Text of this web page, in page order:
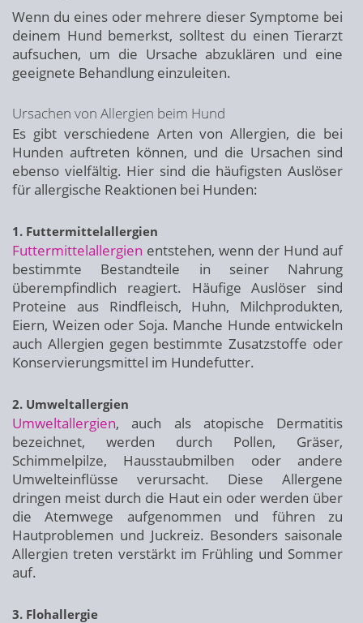
Wenn du eines oder mehrere dieser Symptome bei
deinem Hund bemerkst, solltest du einen Tierarzt
aufsuchen, um die Ursache abzuklären und eine
geeignete Behandlung einzuleiten.
Ursachen von Allergien beim Hund
Es gibt verschiedene Arten von Allergien, die bei
Hunden auftreten können, und die Ursachen sind
ebenso vielfältig. Hier sind die häufigsten Auslöser
für allergische Reaktionen bei Hunden:
1. Futtermittelallergien
Futtermittelallergien entstehen, wenn der Hund auf
bestimmte Bestandteile in seiner Nahrung
überempfindlich reagiert. Häufige Auslöser sind
Proteine aus Rindfleisch, Huhn, Milchprodukten,
Eiern, Weizen oder Soja. Manche Hunde entwickeln
auch Allergien gegen bestimmte Zusatzstoffe oder
Konservierungsmittel im Hundefutter.
2. Umweltallergien
Umweltallergien, auch als atopische Dermatitis
bezeichnet, werden durch Pollen, Gräser,
Schimmelpilze, Hausstaubmilben oder andere
Umwelteinflüsse verursacht. Diese Allergene
dringen meist durch die Haut ein oder werden über
die Atemwege aufgenommen und führen zu
Hautproblemen und Juckreiz. Besonders saisonale
Allergien treten verstärkt im Frühling und Sommer
auf.
3. Flohallergie